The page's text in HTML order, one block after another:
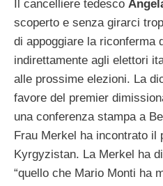
Il cancelliere tedesco
scoperto e senza girarci
di appoggiare la riconferma
indirettamente agli elettori
alle prossime elezioni. La
favore del premier
una conferenza stampa a
Frau Merkel ha incontrato il
Kyrgyzistan. La Merkel ha
“quello che Mario Monti ha